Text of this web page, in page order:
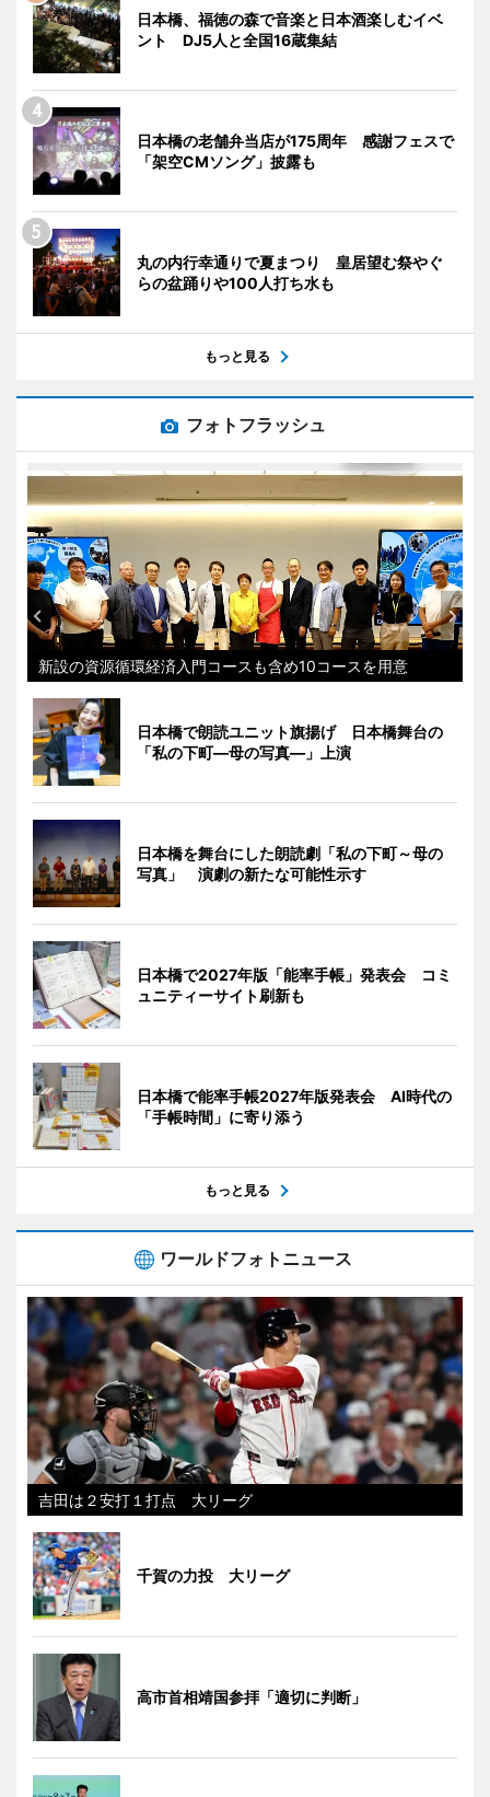
日本橋、福徳の森で音楽と日本酒楽しむイベ
ント DJ5人と全国16蔵集結
日本橋の老舗弁当店が175周年 感謝フェスで
「架空CMソング」披露も
丸の内行幸通りで夏まつり 皇居望む祭やぐ
らの盆踊りや100人打ち水も
もっと見る
フォトフラッシュ
新設の資源循環経済入門コースも含め10コースを用意
日本橋で朗読ユニット旗揚げ 日本橋舞台の
「私の下町―母の写真―」上演
日本橋を舞台にした朗読劇「私の下町～母の
写真」 演劇の新たな可能性示す
日本橋で2027年版「能率手帳」発表会 コミ
ュニティーサイト刷新も
日本橋で能率手帳2027年版発表会 AI時代の
「手帳時間」に寄り添う
もっと見る
ワールドフォトニュース
吉田は２安打１打点 大リーグ
千賀の力投 大リーグ
高市首相靖国参拝「適切に判断」